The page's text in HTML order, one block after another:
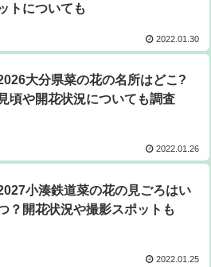
トについても
2022.01.30
大分県菜の花の名所はどこ?
見頃や開花状況についても調査
2022.01.26
小湊鉄道菜の花の見ごろはい
？開花状況や撮影スポットも
2022.01.25